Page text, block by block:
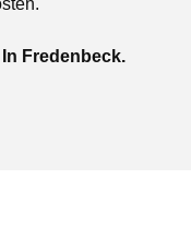
Fredenbeck.